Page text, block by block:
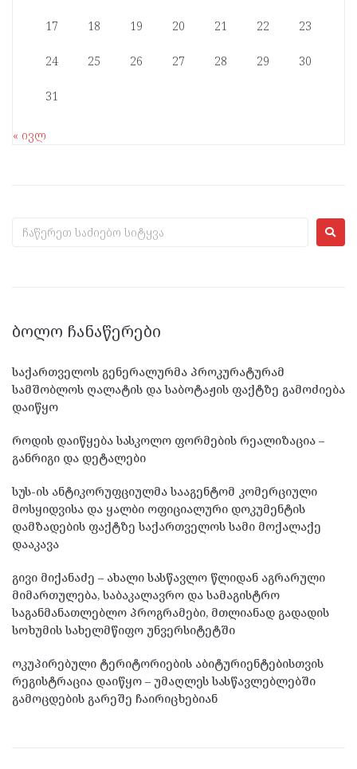
17 18 19 20 21 22 23
24 25 26 27 28 29 30
31
« ივლ
ᲑᲝᲚᲝ ᲩᲐᲜᲐᲬᲔᲠᲔᲑᲘ
საქართველოს გენერალურმა პროკურატურამ
სამშობლოს ღალატის და საბოტაჟის ფაქტზე გამოძიება
დაიწყო
როდის დაიწყება სასკოლო ფორმების რეალიზაცია –
განრიგი და დეტალები
სუს-ის ანტიკორუფციულმა სააგენტომ კომერციული
მოსყიდვისა და ყალბი ოფიციალური დოკუმენტის
დამზადების ფაქტზე საქართველოს სამი მოქალაქე
დააკავა
გივი მიქანაძე – ახალი სასწავლო წლიდან აგრარული
მიმართულება, საბაკალავრო და სამაგისტრო
საგანმანათლებლო პროგრამები, მთლიანად გადადის
სოხუმის სახელმწიფო უნვერსიტეტში
ოკუპირებული ტერიტორიების აბიტურიენტებისთვის
რეგისტრაცია დაიწყო – უმაღლეს სასწავლებლებში
გამოცდების გარეშე ჩაირიცხებიან